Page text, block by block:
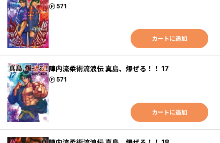
571
ポイント
カートに追加
陣内流柔術流浪伝 真島、爆ぜる！！ 17
571
ポイント
カートに追加